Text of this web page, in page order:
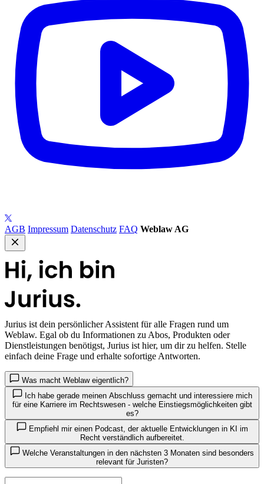
AGB Impressum Datenschutz FAQ Weblaw AG
Jurius ist dein persönlicher Assistent für alle Fragen rund um
Weblaw. Egal ob du Informationen zu Abos, Produkten oder
Dienstleistungen benötigst, Jurius ist hier, um dir zu helfen. Stelle
einfach deine Frage und erhalte sofortige Antworten.
Was macht Weblaw eigentlich?
Ich habe gerade meinen Abschluss gemacht und interessiere mich
für eine Karriere im Rechtswesen - welche Einstiegsmöglichkeiten gibt
es?
Empfiehl mir einen Podcast, der aktuelle Entwicklungen in KI im
Recht verständlich aufbereitet.
relevant für Juristen?